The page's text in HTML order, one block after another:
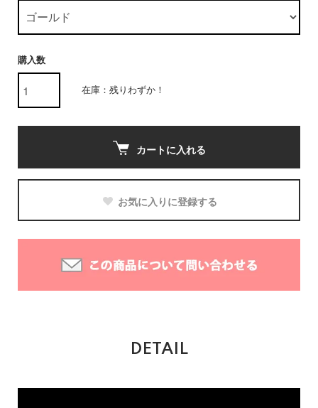
購入数
在庫：残りわずか！
カートに入れる
お気に入りに登録する
DETAIL